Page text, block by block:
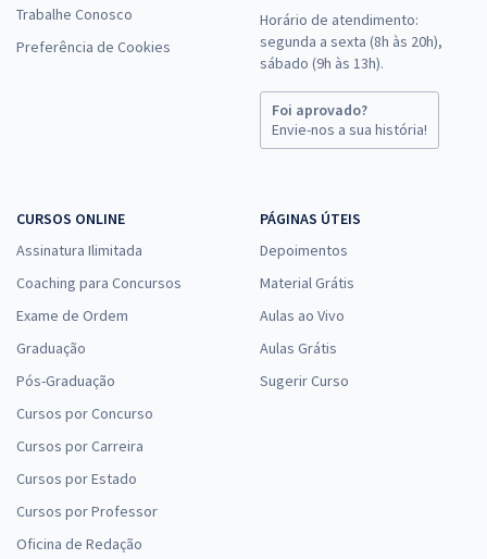
Trabalhe Conosco
Preferência de Cookies
Horário de atendimento:
segunda a sexta (8h às 20h),
sábado (9h às 13h).
Foi aprovado?
Envie-nos a sua história!
CURSOS ONLINE
Assinatura Ilimitada
Coaching para Concursos
Exame de Ordem
Graduação
Pós-Graduação
Cursos por Concurso
Cursos por Carreira
Cursos por Estado
Cursos por Professor
Oficina de Redação
PÁGINAS ÚTEIS
Depoimentos
Material Grátis
Aulas ao Vivo
Aulas Grátis
Sugerir Curso